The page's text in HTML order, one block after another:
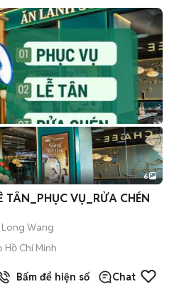
+2
6
TÂN_PHỤC VỤ_RỬA CHÉN
Long Wang
Hồ Chí Minh
Bấm để hiện số Chat